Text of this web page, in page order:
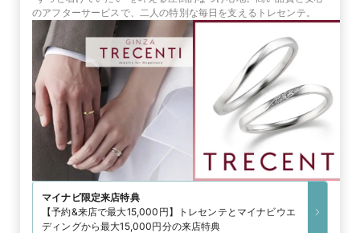
のアフターサービスで、二人の特別な毎日を支えるトレセンテ。
マイナビ限定来店特典
【予約&来店で最大15,000円】トレセンテとマイナビウエ
ディングから最大15,000円分の来店特典